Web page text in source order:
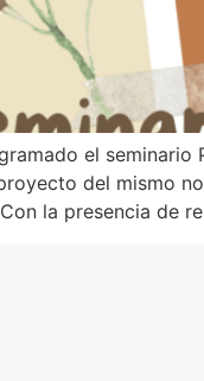
el
del mismo
la presencia de